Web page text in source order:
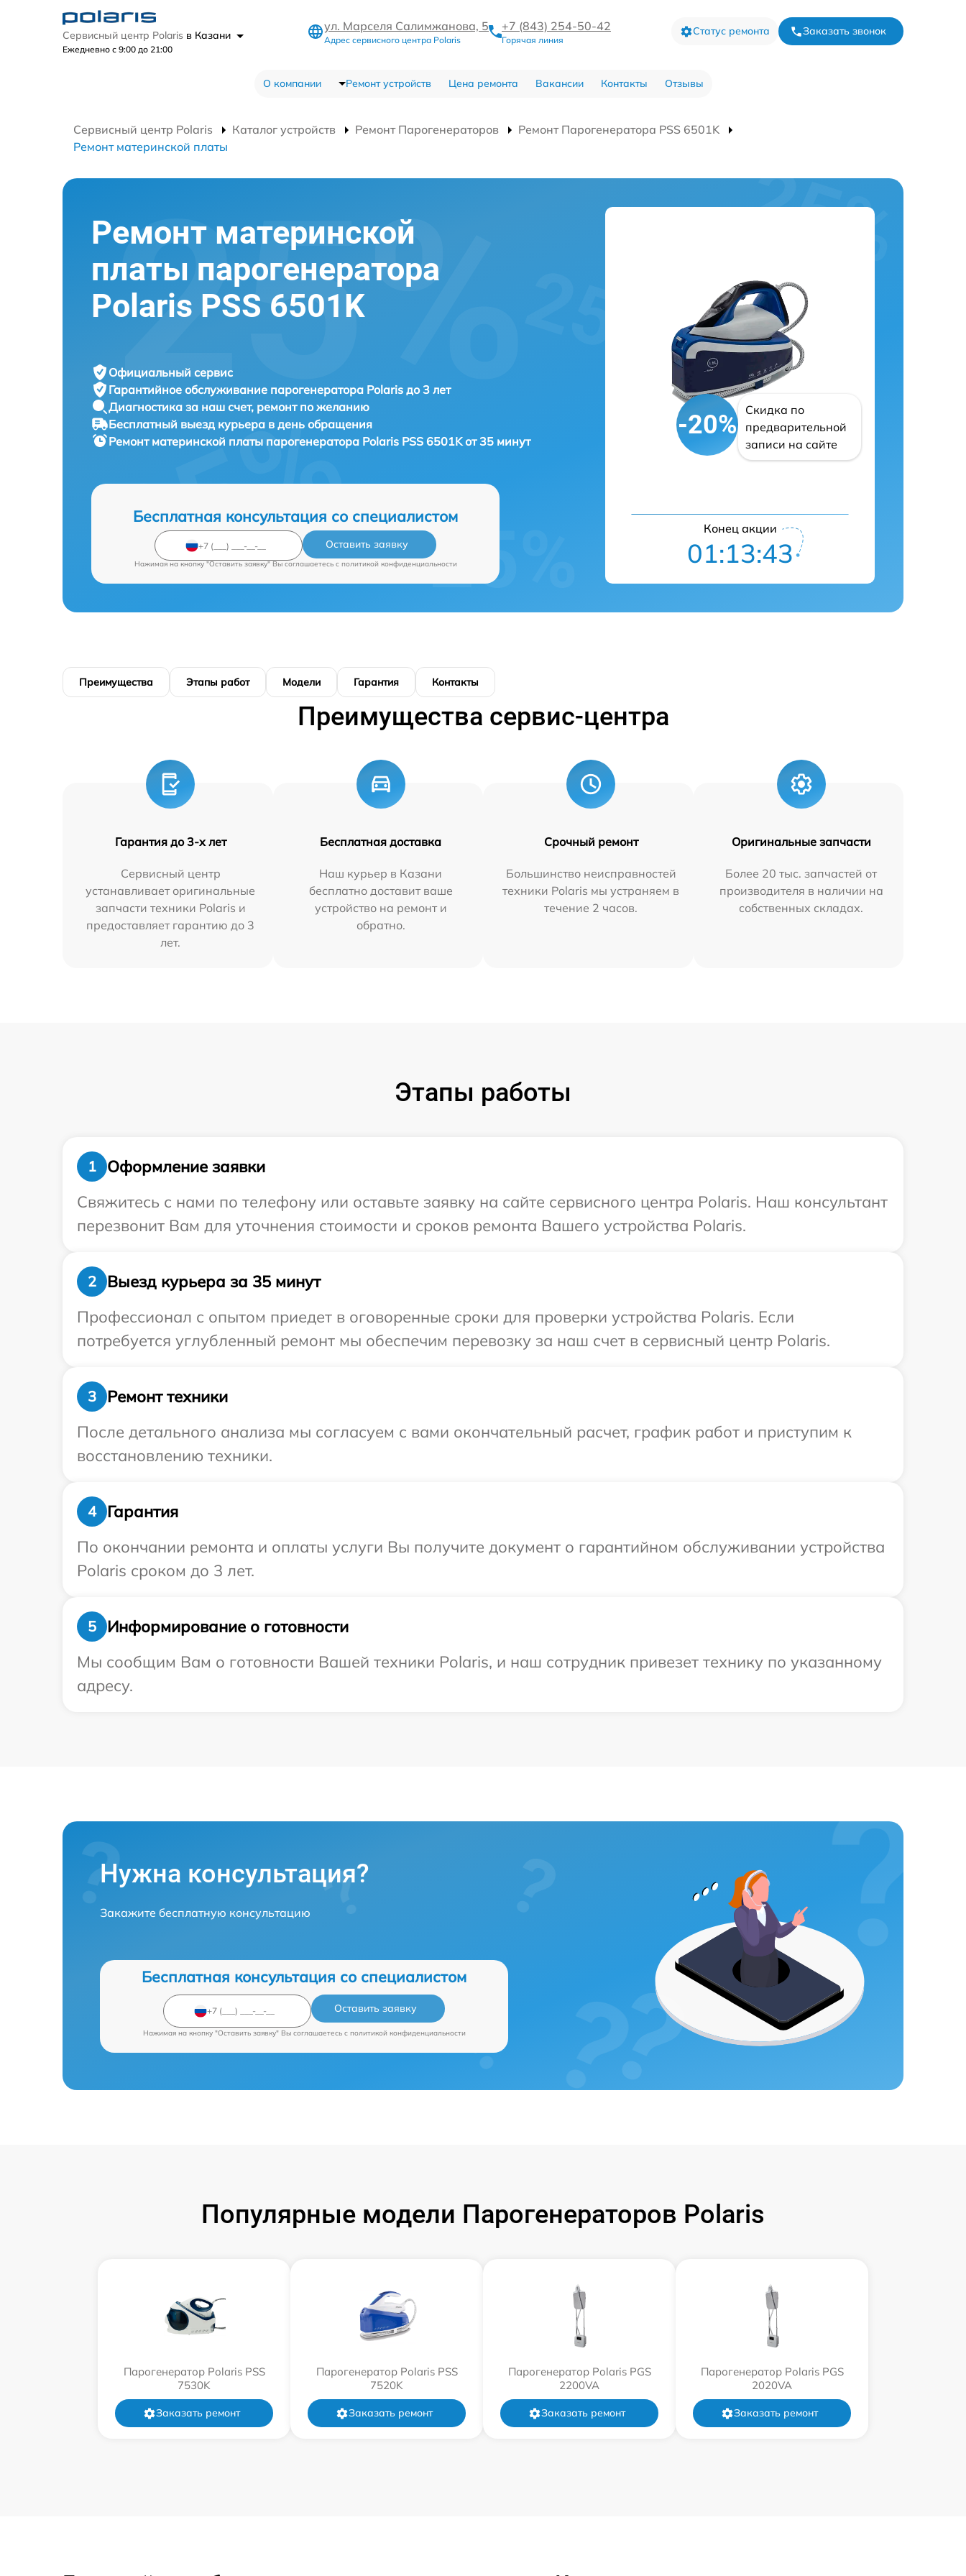
Сервисный центр Polaris в Казани
Ежедневно с 9:00 до 21:00
ул. Марселя Салимжанова, 5
Адрес сервисного центра Polaris
+7 (843) 254-50-42
Горячая линия
Статус ремонта Заказать звонок
О компании Ремонт устройств Цена ремонта Вакансии Контакты Отзывы
Сервисный центр Polaris Каталог устройств Ремонт Парогенераторов
Ремонт Парогенератора PSS 6501K
Ремонт материнской платы
Ремонт материнской
платы парогенератора
Polaris PSS 6501K
Официальный сервис
Гарантийное обслуживание парогенератора Polaris до 3 лет
Диагностика за наш счет, ремонт по желанию
Бесплатный выезд курьера в день обращения
Ремонт материнской платы парогенератора Polaris PSS 6501K от 35 минут
Бесплатная консультация со специалистом
Оставить заявку
Нажимая на кнопку "Оставить заявку" Вы соглашаетесь c политикой конфиденциальности
-20%
Скидка по
предварительной
записи на сайте
Конец акции
01:13:42
Преимущества Этапы работ Модели Гарантия Контакты
Преимущества сервис-центра
Гарантия до 3-х лет
Сервисный центр
устанавливает оригинальные
запчасти техники Polaris и
предоставляет гарантию до 3
лет.
Бесплатная доставка
Наш курьер в Казани
бесплатно доставит ваше
устройство на ремонт и
обратно.
Срочный ремонт
Большинство неисправностей
техники Polaris мы устраняем в
течение 2 часов.
Оригинальные запчасти
Более 20 тыс. запчастей от
производителя в наличии на
собственных складах.
Этапы работы
1
Оформление заявки
Свяжитесь с нами по телефону или оставьте заявку на сайте сервисного центра Polaris. Наш консультант
перезвонит Вам для уточнения стоимости и сроков ремонта Вашего устройства Polaris.
2
Выезд курьера за 35 минут
Профессионал с опытом приедет в оговоренные сроки для проверки устройства Polaris. Если
потребуется углубленный ремонт мы обеспечим перевозку за наш счет в сервисный центр Polaris.
3
Ремонт техники
После детального анализа мы согласуем с вами окончательный расчет, график работ и приступим к
восстановлению техники.
4
Гарантия
По окончании ремонта и оплаты услуги Вы получите документ о гарантийном обслуживании устройства
Polaris сроком до 3 лет.
5
Информирование о готовности
Мы сообщим Вам о готовности Вашей техники Polaris, и наш сотрудник привезет технику по указанному
адресу.
Нужна консультация?
Закажите бесплатную консультацию
Бесплатная консультация со специалистом
Оставить заявку
Нажимая на кнопку "Оставить заявку" Вы соглашаетесь c политикой конфиденциальности
Популярные модели Парогенераторов Polaris
Парогенератор Polaris PSS
7530K
Заказать ремонт
Парогенератор Polaris PSS
7520K
Заказать ремонт
Парогенератор Polaris PGS
2200VA
Заказать ремонт
Парогенератор Polaris PGS
2020VA
Заказать ремонт